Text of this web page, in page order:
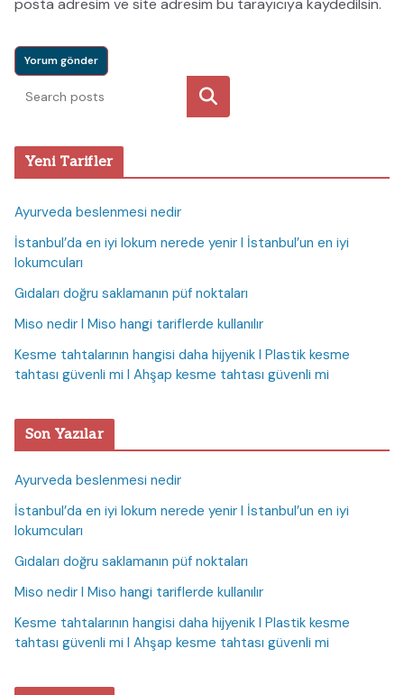
posta adresim ve site adresim bu tarayıcıya kaydedilsin.
Ara
Yeni Tarifler
Ayurveda beslenmesi nedir
İstanbul’da en iyi lokum nerede yenir I İstanbul’un en iyi
lokumcuları
Gıdaları doğru saklamanın püf noktaları
Miso nedir I Miso hangi tariflerde kullanılır
Kesme tahtalarının hangisi daha hijyenik I Plastik kesme
tahtası güvenli mi I Ahşap kesme tahtası güvenli mi
Son Yazılar
Ayurveda beslenmesi nedir
İstanbul’da en iyi lokum nerede yenir I İstanbul’un en iyi
lokumcuları
Gıdaları doğru saklamanın püf noktaları
Miso nedir I Miso hangi tariflerde kullanılır
Kesme tahtalarının hangisi daha hijyenik I Plastik kesme
tahtası güvenli mi I Ahşap kesme tahtası güvenli mi